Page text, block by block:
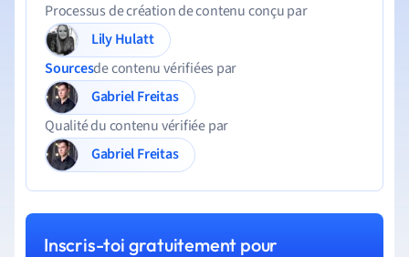
Processus de création de contenu conçu par
Lily Hulatt
Sourcesde contenu vérifiées par
Gabriel Freitas
Qualité du contenu vérifiée par
Gabriel Freitas
Inscris-toi gratuitement pour